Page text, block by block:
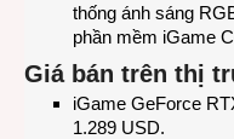
thống ánh sáng
phần mềm iGame
Giá bán trên thị
iGame GeForce
1.289 USD.